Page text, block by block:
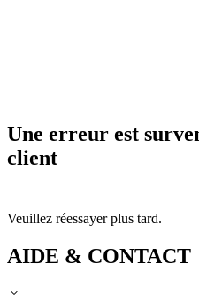
Une erreur est
client
Veuillez réessayer plus tard.
AIDE & CONTACT